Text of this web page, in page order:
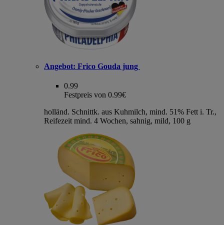
Angebot: Frico Gouda jung
0.99
Festpreis von 0.99€
holländ. Schnittk. aus Kuhmilch, mind. 51% Fett i. Tr.,
Reifezeit mind. 4 Wochen, sahnig, mild, 100 g